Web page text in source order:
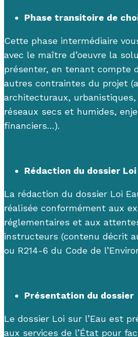
Phase transitoire de
Cette phase intermédiaire
avec le maître d’oeuvre la
présenter, en tenant compte
autres contraintes du projet (
architecturaux,
réseaux secs et humides,
financiers…).
Rédaction du dossier Loi
La rédaction du dossier Loi
réalisée conformément aux
réglementaires et aux
instructeurs (contenu décrit
ou R214-6 du Code de
Présentation du dossier
Le dossier Loi sur l’Eau est
aux services de l’État pour